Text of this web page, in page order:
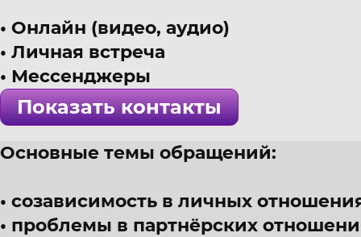
г. Саратов
Психолог, юридический
! Специалист проверен >>>
Онлайн (видео, аудио)
Личная встреча
Мессенджеры
Показать контакты
Основные темы обращений:
созависимость в личных
проблемы в партнёрских